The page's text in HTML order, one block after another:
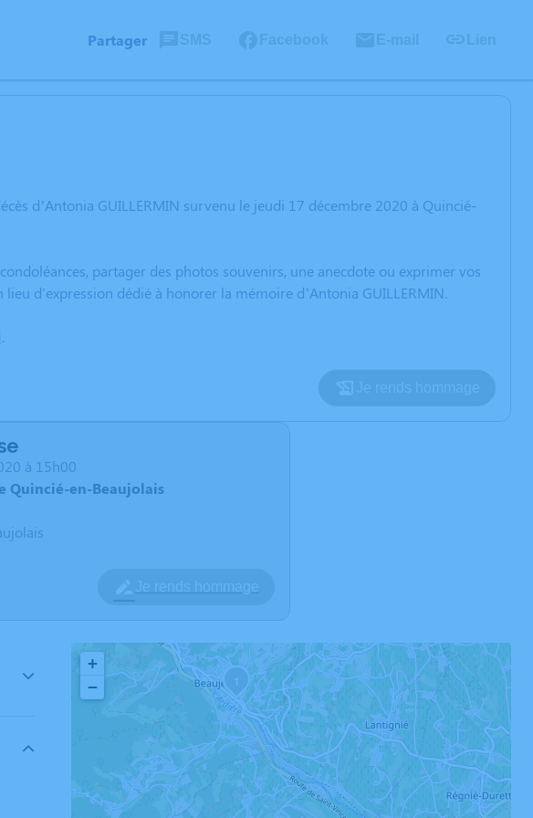
Partager
d’Antonia GUILLERMIN survenu le jeudi 17 décembre 2020 à Quincié-
partager des photos souvenirs, une anecdote ou exprimer vos
d'expression dédié à honorer la mémoire d’Antonia GUILLERMIN.
.
à 15h00
Quincié-en-Beaujolais
+
−